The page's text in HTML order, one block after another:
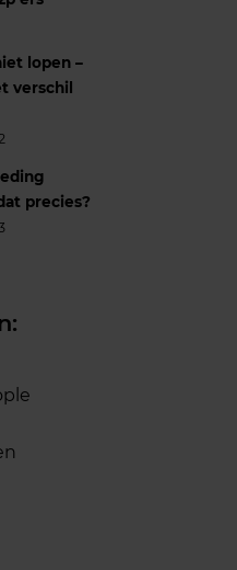
lopen –
verschil
precies?